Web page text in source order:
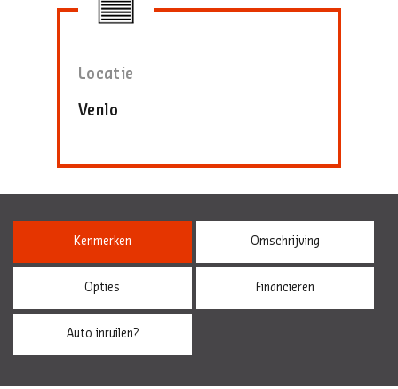
Locatie
Venlo
Kenmerken Omschrijving
Opties Financieren
Auto inruilen?